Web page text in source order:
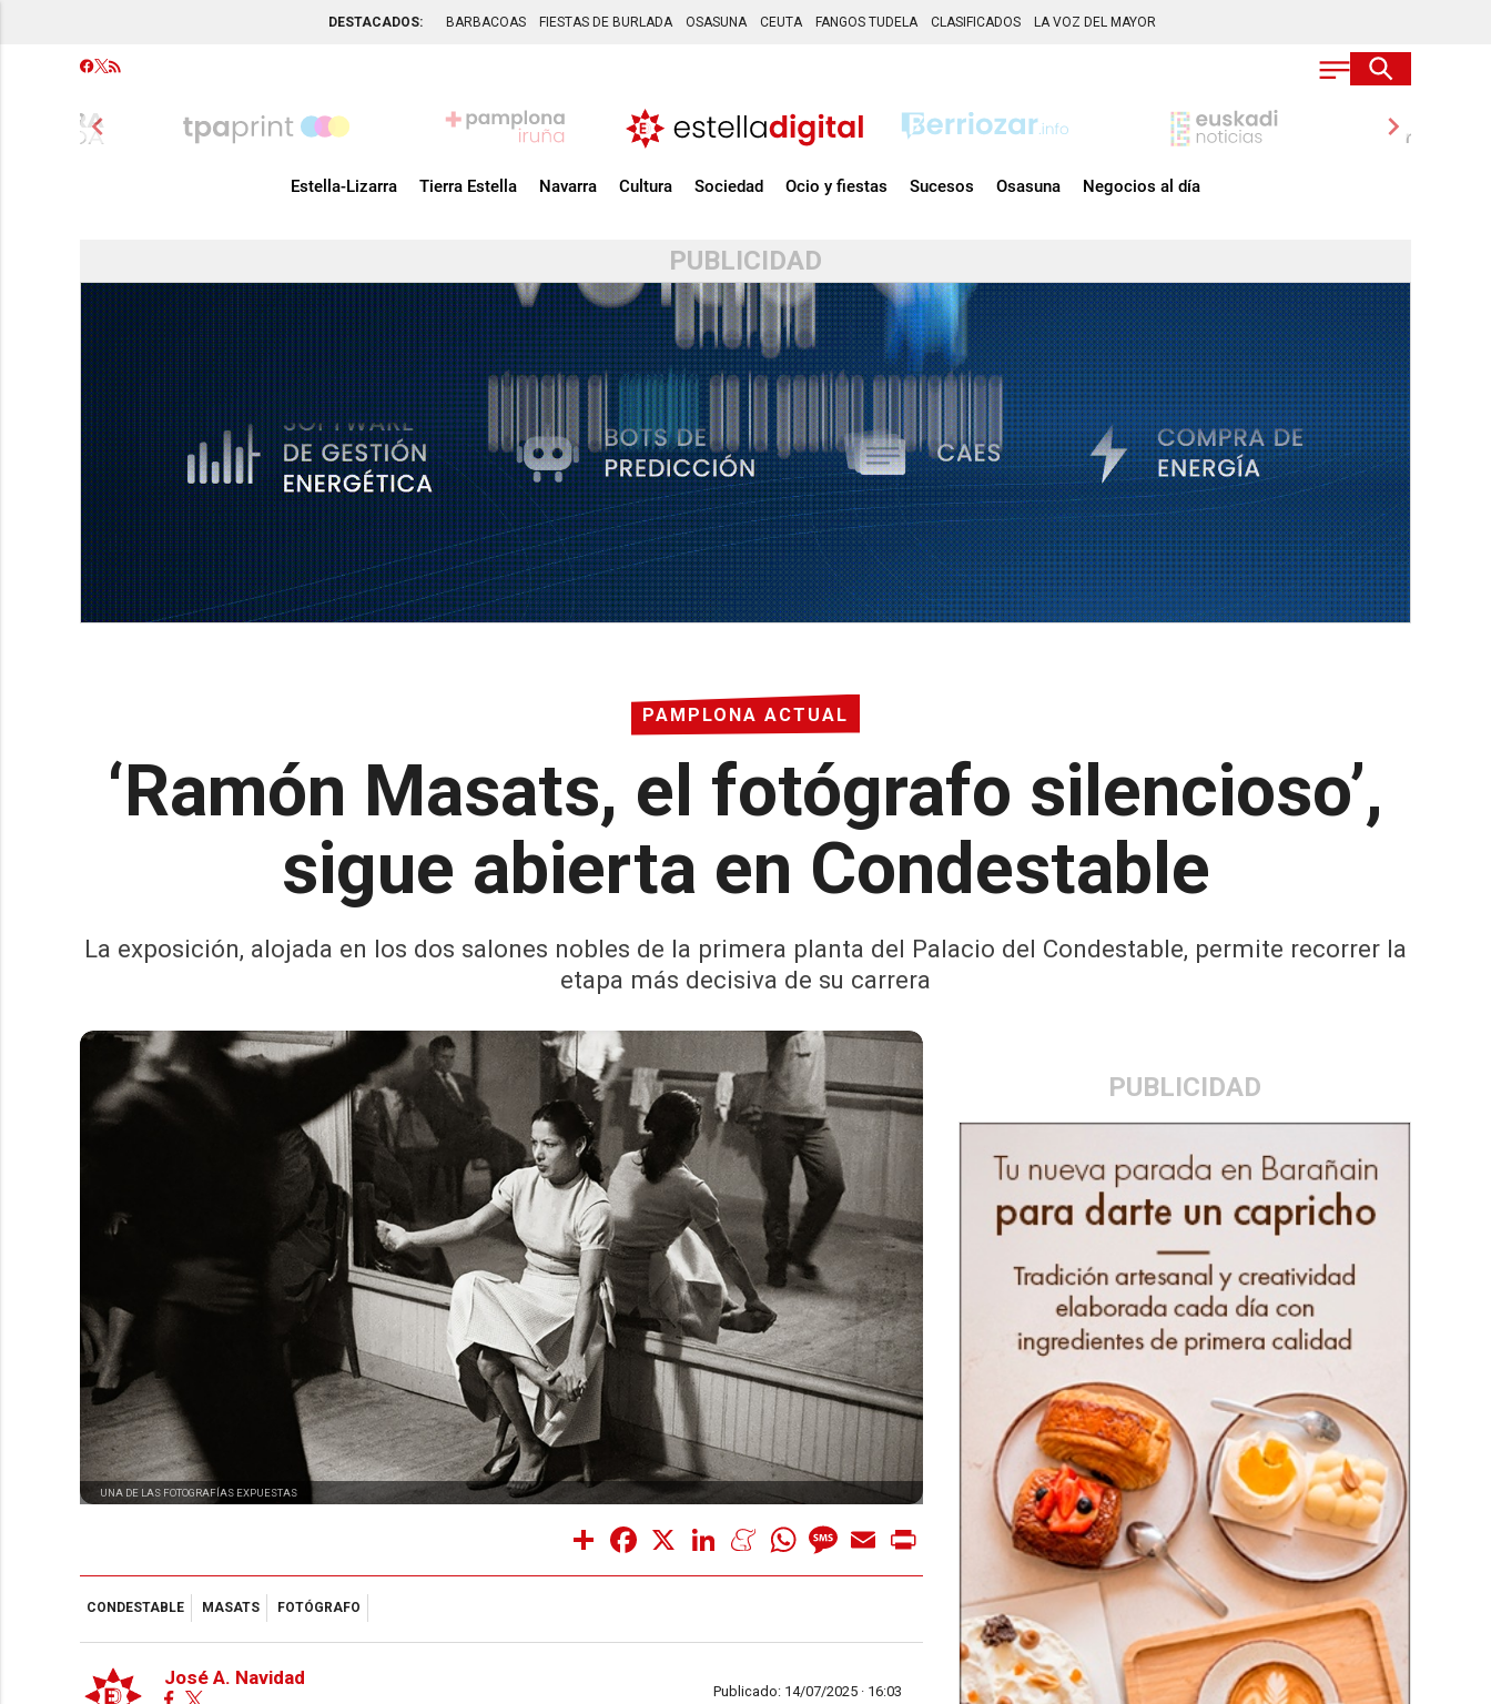
DESTACADOS: BARBACOAS FIESTAS DE BURLADA OSASUNA CEUTA FANGOS TUDELA CLASIFICADOS LA VOZ DEL MAYOR
chevron_left chevron_right
Estella-Lizarra Tierra Estella Navarra Cultura Sociedad Ocio y fiestas Sucesos Osasuna Negocios al día
PUBLICIDAD
PAMPLONA ACTUAL
‘Ramón Masats, el fotógrafo silencioso’,
sigue abierta en Condestable
La exposición, alojada en los dos salones nobles de la primera planta del Palacio del Condestable, permite recorrer la
etapa más decisiva de su carrera
PUBLICIDAD
UNA DE LAS FOTOGRAFÍAS EXPUESTAS
Share Facebook LinkedInMeneameWhatsAppMessage
Email
CONDESTABLE MASATS FOTÓGRAFO
José A. Navidad
Publicado: 14/07/2025 · 16:03